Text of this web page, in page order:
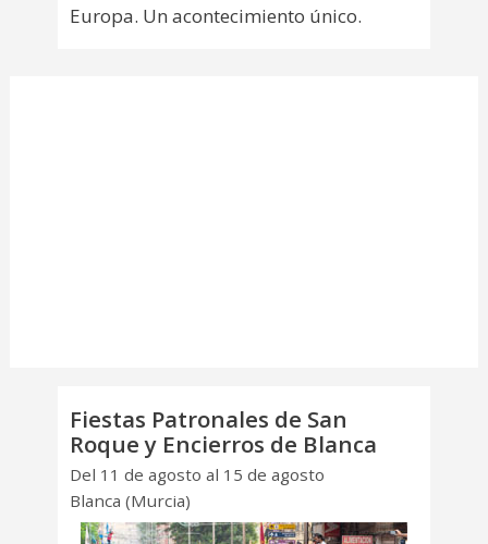
Europa. Un acontecimiento único.
Fiestas Patronales de San
Roque y Encierros de Blanca
Del 11 de agosto al 15 de agosto
Blanca (Murcia)